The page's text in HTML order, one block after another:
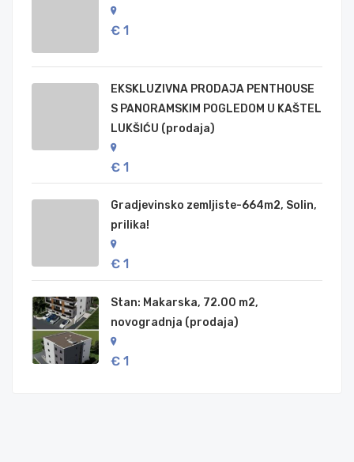
€ 1
EKSKLUZIVNA PRODAJA PENTHOUSE
S PANORAMSKIM POGLEDOM U KAŠTEL
LUKŠIĆU (prodaja)
€ 1
Gradjevinsko zemljiste-664m2, Solin,
prilika!
€ 1
Stan: Makarska, 72.00 m2,
novogradnja (prodaja)
€ 1